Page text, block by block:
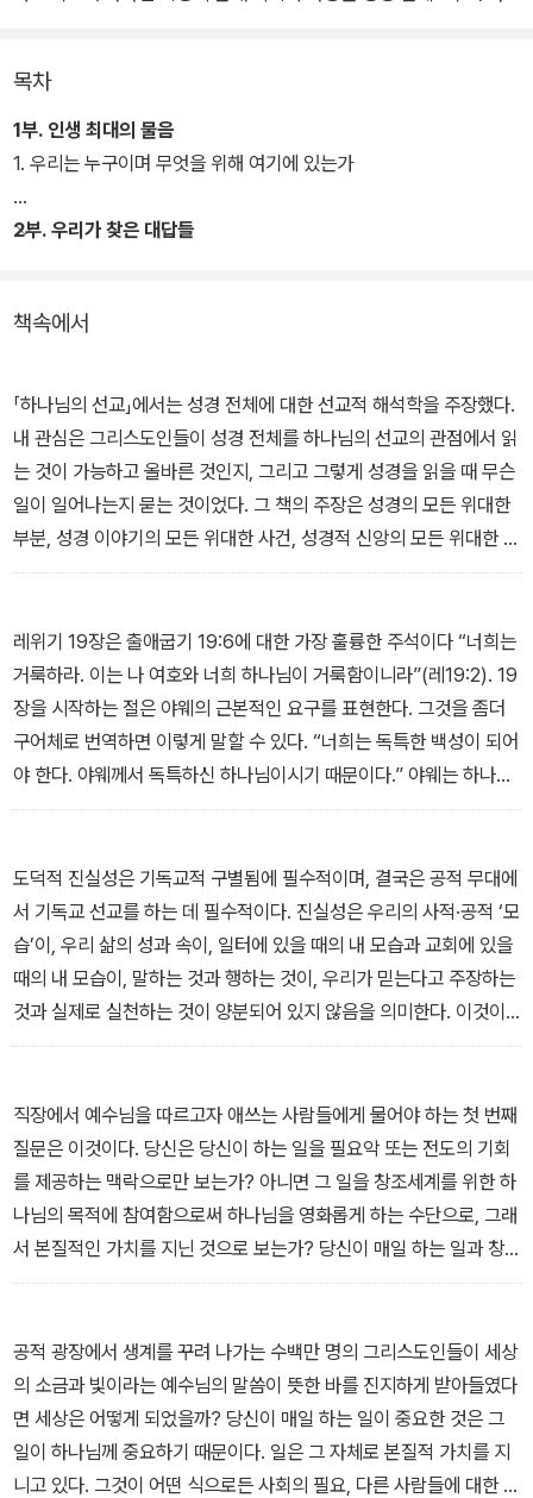
할 책이다. 한마디로 하나님의 백성을 위한 사명 선언서이자 삶의 매
뉴얼이라 할 수 있다.
목차
1부. 인생 최대의 물음
1. 우리는 누구이며 무엇을 위해 여기에 있는가
2부. 우리가 찾은 대답들
책속에서
「하나님의 선교」에서는 성경 전체에 대한 선교적 해석학을 주장했다.
내 관심은 그리스도인들이 성경 전체를 하나님의 선교의 관점에서 읽
는 것이 가능하고 올바른 것인지, 그리고 그렇게 성경을 읽을 때 무슨
일이 일어나는지 묻는 것이었다. 그 책의 주장은 성경의 모든 위대한
부분, 성경 이야기의 모든 위대한 사건, 성경적 신앙의 모든 위대한 교
리가 살아 계신 하나님과 창조 세계 전체를 향한 그분의 원대한 계획
이 책에서 나는, 성경의 이 하나님이 그분 자신과의 구원 및 언약 관계
로 부르신 이들(교회, 즉 아브라함부터 요한계시록의 하나님의 도성
주민에 이르는 하나님의 백성)을 대신해서 질문을 던지고 있다. “우
리는 누구이며, 무엇을 위해 여기에 있는가?” 성경이 역사의 모든 세
대를 관통하는 하나님의 웅대한 선교를 제시한다면, 그것은 우리 자
신을 포함한 각 세대 속에서 이루어지는 하나님 백성의 선교에 대해
_머리말 중에서
레위기 19장은 출애굽기 19:6에 대한 가장 훌륭한 주석이다 “너희는
거룩하라. 이는 나 여호와 너희 하나님이 거룩함이니라”(레19:2). 19
장을 시작하는 절은 야웨의 근본적인 요구를 표현한다. 그것을 좀더
구어체로 번역하면 이렇게 말할 수 있다. “너희는 독특한 백성이 되어
야 한다. 야웨께서 독특하신 하나님이시기 때문이다.” 야웨는 하나님
으로서 전적으로 유일하고 구별되는 분이시다. 야웨는 단순히 열방의
그렇다면 이스라엘이 거룩하다는 것은 곧 그들이 열방 중에 독특한
공동체가 되어야 한다는 것이다. 더 정확히 말하면, 이스라엘은 열방
과 같기보다는 야웨와 같아야 했다. 그들은 열방이 하는 것처럼 하지
않고 야웨가 하시는 것처럼 해야 했다(레18:3-4). 이스라엘에게 거
룩함은 야웨 자신의 초월적인 거룩함을 이 땅에서 반영하는 것을 의
미했다.
도덕적 진실성은 기독교적 구별됨에 필수적이며, 결국은 공적 무대에
서 기독교 선교를 하는 데 필수적이다. 진실성은 우리의 사적·공적 ‘모
습’이, 우리 삶의 성과 속이, 일터에 있을 때의 내 모습과 교회에 있을
때의 내 모습이, 말하는 것과 행하는 것이, 우리가 믿는다고 주장하는
것과 실제로 실천하는 것이 양분되어 있지 않음을 의미한다. 이것이
비기독교 세계에 살면서 일하는 모든 신자가 직면한 중대한 도전이
러운 곤경을 만들어 내기도 한다. 내적으로 외적으로, 실로 전쟁터다.
그러나 사회에서 소금과 빛으로 효과적으로 기능하려면 피할 수 없는
싸움이다.
_13장. 공적 광장에서 살아가는 백성 중에서
직장에서 예수님을 따르고자 애쓰는 사람들에게 물어야 하는 첫 번째
질문은 이것이다. 당신은 당신이 하는 일을 필요악 또는 전도의 기회
를 제공하는 맥락으로만 보는가? 아니면 그 일을 창조세계를 위한 하
나님의 목적에 참여함으로써 하나님을 영화롭게 하는 수단으로, 그래
서 본질적인 가치를 지닌 것으로 보는가? 당신이 매일 하는 일과 창
조세계와 사회에서의 인간의 책임에 대해 성경이 가르치는 것은 어떻
직장에서 예수님을 따르고자 애쓰는 모든 이에게 물어야 하는 두 번
째 질문은 이것이다. 당신의 모든 활동 가운데 신적 감사를 인정하고
순종하는 부분은 무엇인가? 하나님에 대한 책임은 당신이 하는 매일
의 일에 어떻게 영향을 끼치는가?…
직장에서 예수님을 따르는 이들에게 물어야 하는 세 번째 질문은 이
공적 광장에서 생계를 꾸려 나가는 수백만 명의 그리스도인들이 세상
의 소금과 빛이라는 예수님의 말씀이 뜻한 바를 진지하게 받아들였다
면 세상은 어떻게 되었을까? 당신이 매일 하는 일이 중요한 것은 그
일이 하나님께 중요하기 때문이다. 일은 그 자체로 본질적 가치를 지
니고 있다. 그것이 어떤 식으로든 사회의 필요, 다른 사람들에 대한 봉